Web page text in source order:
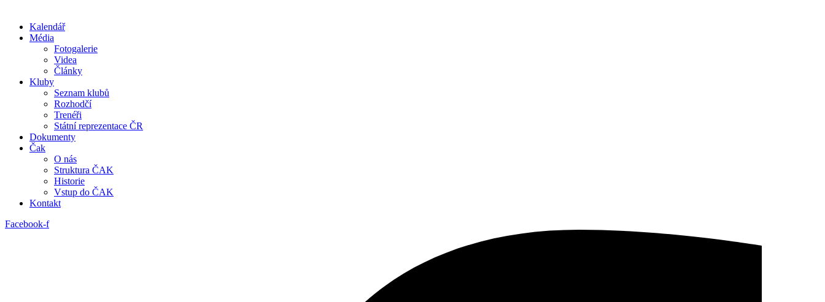
Kalendář
Média
Fotogalerie
Videa
Články
Kluby
Seznam klubů
Rozhodčí
Trenéři
Státní reprezentace ČR
Dokumenty
Čak
O nás
Struktura ČAK
Historie
Vstup do ČAK
Kontakt
Facebook-f